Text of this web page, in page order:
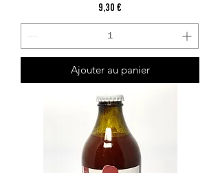
Prix
9,30 €
Ajouter au panier